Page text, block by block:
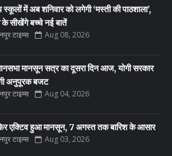
स्कूलों में अब शनिवार को लगेगी ‘मस्ती की पाठशाला’,
के सीखेंगे बच्चे नई बातें
टाइम्स Aug 08, 2026
मानसून सत्र का दूसरा दिन आज, योगी सरकार
अनुपूरक बजट
टाइम्स Aug 04, 2026
एक्टिव हुआ मानसून, 7 अगस्त तक बारिश के आसार
टाइम्स Aug 03, 2026